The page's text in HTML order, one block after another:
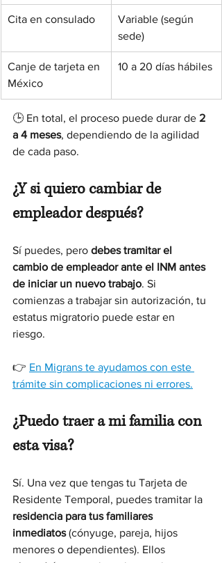
Cita en consulado
Variable (según
sede)
Canje de tarjeta en
México
10 a 20 días hábiles
🕒 En total, el proceso puede durar de 2
a 4 meses, dependiendo de la agilidad
de cada paso.
¿Y si quiero cambiar de
empleador después?
Sí puedes, pero debes tramitar el
cambio de empleador ante el INM antes
de iniciar un nuevo trabajo. Si
comienzas a trabajar sin autorización, tu
estatus migratorio puede estar en
riesgo.
👉 En Migrans te ayudamos con este
trámite sin complicaciones ni errores.
¿Puedo traer a mi familia con
esta visa?
Sí. Una vez que tengas tu Tarjeta de
Residente Temporal, puedes tramitar la
residencia para tus familiares
inmediatos (cónyuge, pareja, hijos
menores o dependientes). Ellos